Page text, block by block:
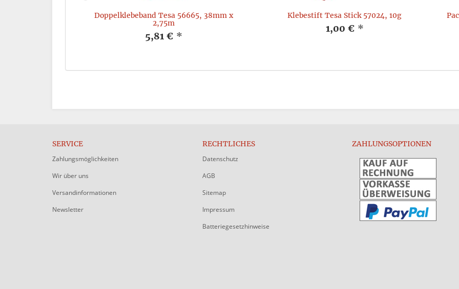
Doppelklebeband Tesa 56665, 38mm x
2,75m
5,81 € *
Klebestift Tesa Stick 57024, 10g
1,00 € *
SERVICE
Zahlungsmöglichkeiten
Wir über uns
Versandinformationen
Newsletter
RECHTLICHES
Datenschutz
AGB
Sitemap
Impressum
Batteriegesetzhinweise
ZAHLUNGSOPTIONEN